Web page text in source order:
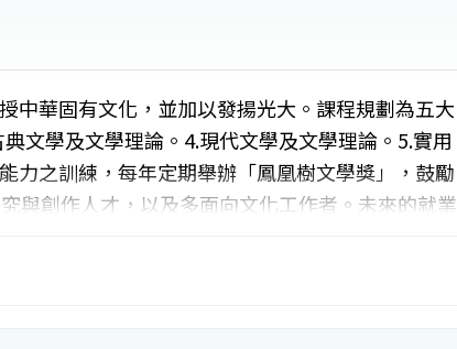
中華固有文化，並加以發揚光大。課程規劃為五大
文學及文學理論。4.現代文學及文學理論。5.實用
力之訓練，每年定期舉辦「鳳凰樹文學獎」，鼓勵
與創作人才，以及多面向文化工作者。未來的就業